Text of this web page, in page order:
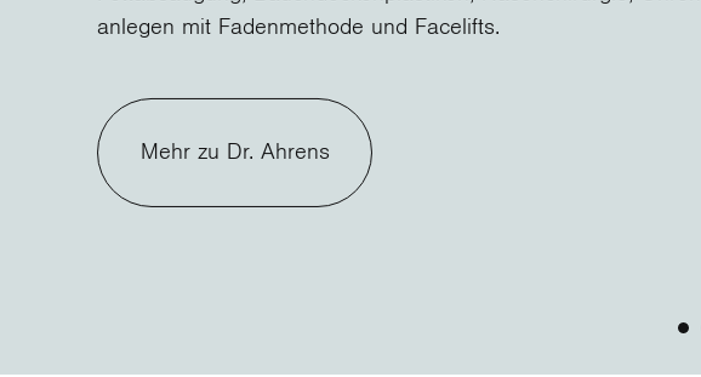
anlegen mit Fadenmethode und Facelifts.
Mehr zu Dr. Ahrens